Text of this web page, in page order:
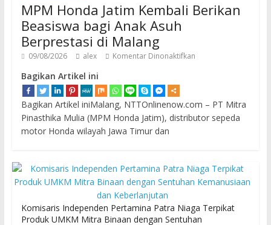
MPM Honda Jatim Kembali Berikan
Beasiswa bagi Anak Asuh
Berprestasi di Malang
09/08/2026 alex Komentar Dinonaktifkan
Bagikan Artikel ini
Bagikan Artikel iniMalang, NTTOnlinenow.com – PT Mitra
Pinasthika Mulia (MPM Honda Jatim), distributor sepeda
motor Honda wilayah Jawa Timur dan
Komisaris Independen Pertamina Patra Niaga Terpikat
Produk UMKM Mitra Binaan dengan Sentuhan